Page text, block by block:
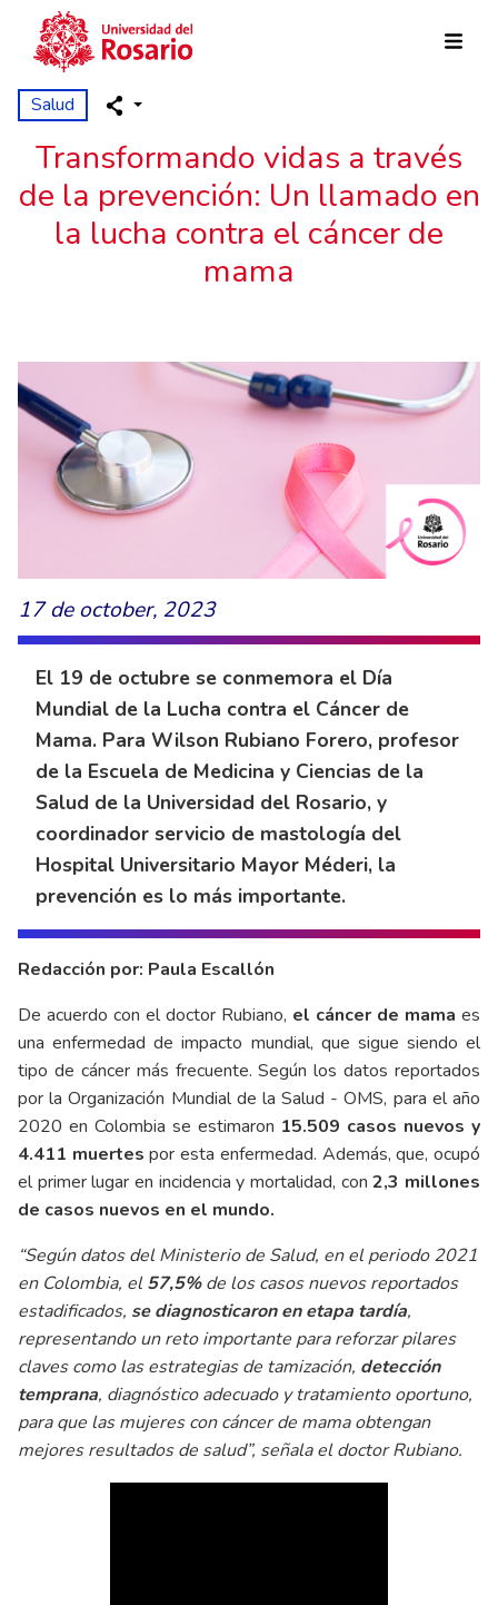
Skip to main content
Salud
Transformando vidas a través
de la prevención: Un llamado en
la lucha contra el cáncer de
mama
17 de october, 2023
El 19 de octubre se conmemora el Día
Mundial de la Lucha contra el Cáncer de
Mama. Para Wilson Rubiano Forero, profesor
de la Escuela de Medicina y Ciencias de la
Salud de la Universidad del Rosario, y
coordinador servicio de mastología del
Hospital Universitario Mayor Méderi, la
prevención es lo más importante.
Redacción por: Paula Escallón
De acuerdo con el doctor Rubiano, el cáncer de mama es
una enfermedad de impacto mundial, que sigue siendo el
tipo de cáncer más frecuente. Según los datos reportados
por la Organización Mundial de la Salud - OMS, para el año
2020 en Colombia se estimaron 15.509 casos nuevos y
4.411 muertes por esta enfermedad. Además, que, ocupó
el primer lugar en incidencia y mortalidad, con 2,3 millones
de casos nuevos en el mundo.
“Según datos del Ministerio de Salud, en el periodo 2021
en Colombia, el57,5%de los casos nuevos reportados
estadificados, se diagnosticaron en etapa tardía,
representando un reto importante para reforzar pilares
claves como las estrategias de tamización, detección
temprana, diagnóstico adecuado y tratamiento oportuno,
para que las mujeres con cáncer de mama obtengan
mejores resultados de salud”, señala el doctor Rubiano.